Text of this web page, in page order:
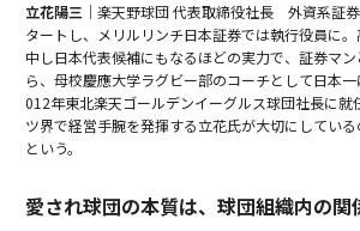
立花陽三｜ 楽天野球団 代表取締役社長 外資系証
タートし、メリルリンチ日本証券では執行役員に
中し日本代表候補にもなるほどの実力で、証券マ
ら、母校慶應大学ラグビー部のコーチとして日本
012年東北楽天ゴールデンイーグルス球団社長に就
ツ界で経営手腕を発揮する立花氏が大切にしてい
という。
愛され球団の本質は、球団組織内の関